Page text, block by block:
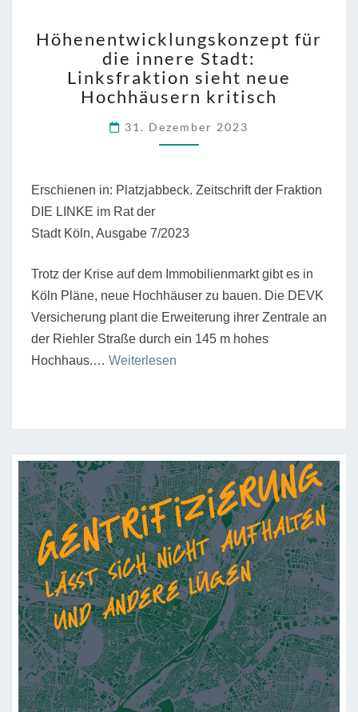
FÜR
DIE
INNERE
STADT:
SIEHT
NEUE
Höhenentwicklungskonzept für
die innere Stadt:
Linksfraktion sieht neue
Hochhäusern kritisch
31. Dezember 2023
Erschienen in: Platzjabbeck. Zeitschrift der Fraktion
DIE LINKE im Rat der
Stadt Köln, Ausgabe 7/2023
Trotz der Krise auf dem Immobilienmarkt gibt es in
Köln Pläne, neue Hochhäuser zu bauen. Die DEVK
Versicherung plant die Erweiterung ihrer Zentrale an
der Riehler Straße durch ein 145 m hohes
Hochhaus.… Weiterlesen
Linksfraktion
sieht
neue
Hochhäusern
kritisch”